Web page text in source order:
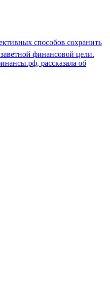
способов сохранить
финансовой цели.
рассказала об